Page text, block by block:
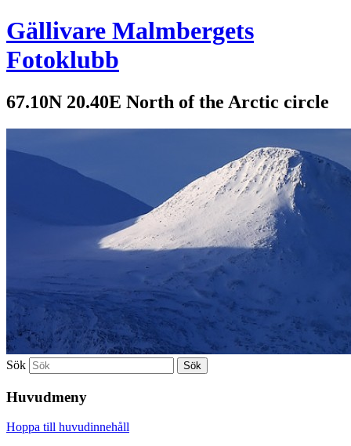
Gällivare Malmbergets
Fotoklubb
67.10N 20.40E North of the Arctic circle
Sök
Huvudmeny
Hoppa till huvudinnehåll